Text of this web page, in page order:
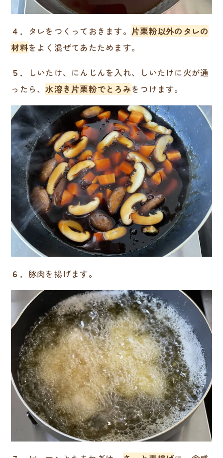
４． タレをつくっておきます。 片栗粉以外のタレの
材料をよく混ぜてあたためます。
５．
しいたけ、にんじんを入れ、しいたけに火が通
ったら、水溶き片栗粉でとろみをつけます。
６． 豚肉を揚げます。